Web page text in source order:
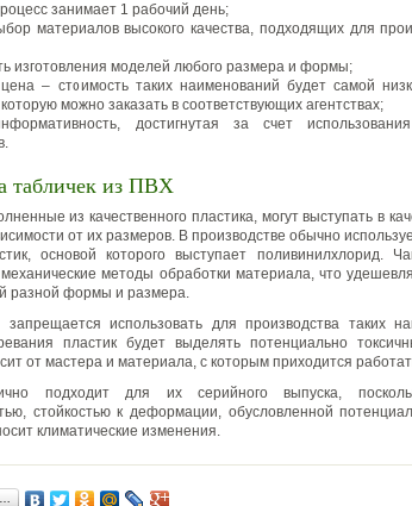
занимает 1 рабочий день;
материалов высокого качества, подходящих для
изготовления моделей любого размера и формы;
– стоимость таких наименований будет самой
можно заказать в соответствующих агентствах;
достигнутая за счет
табличек из ПВХ
из качественного пластика, могут выступать в
от их размеров. В производстве обычно
основой которого выступает поливинилхлорид.
методы обработки материала, что
разной формы и размера.
запрещается использовать для производства таких
пластик будет выделять потенциально
от мастера и материала, с которым приходится
подходит для их серийного выпуска,
стойкостью к деформации, обусловленной
климатические изменения.